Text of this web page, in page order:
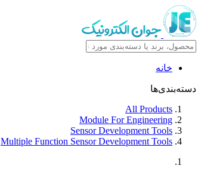
خانه
دسته‌بندی‌ها
All Products
Module For Engineering
Sensor Development Tools
Multiple Function Sensor Development Tools